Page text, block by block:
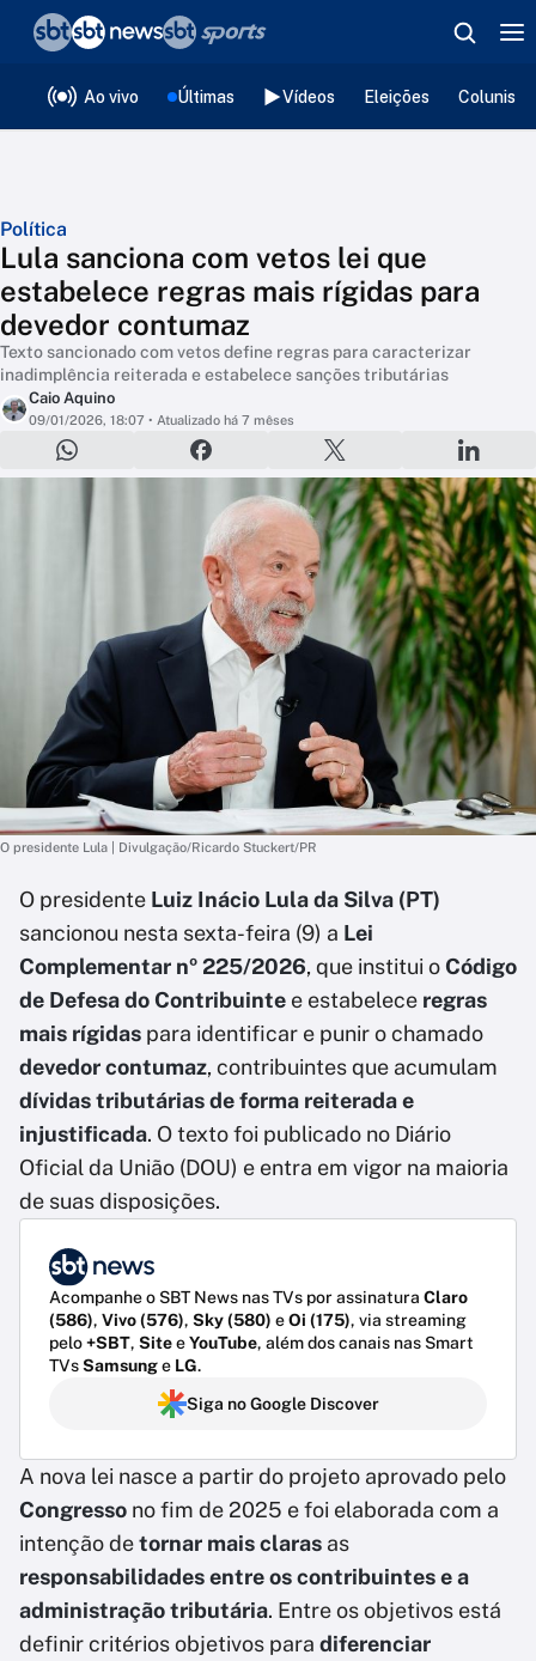
Ao vivo Últimas Vídeos Eleições
Política
Lula sanciona com vetos lei que
estabelece regras mais rígidas para
devedor contumaz
Texto sancionado com vetos define regras para caracterizar
inadimplência reiterada e estabelece sanções tributárias
Caio Aquino
09/01/2026, 18:07 • Atualizado há 7 mêses
O presidente Lula | Divulgação/Ricardo Stuckert/PR
O presidente Luiz Inácio Lula da Silva (PT)
sancionou nesta sexta-feira (9) a Lei
Complementar nº 225/2026, que institui oCódigo
de Defesa do Contribuinte e estabelece regras
mais rígidas para identificar e punir o chamado
devedor contumaz, contribuintes que acumulam
dívidas tributárias de forma reiterada e
injustificada. O texto foi publicado no Diário
Oficial da União (DOU) e entra em vigor na maioria
de suas disposições.
Acompanhe o SBT News nas TVs por assinatura Claro
(586), Vivo (576), Sky (580) eOi (175), via streaming
pelo+SBT, SiteeYouTube, além dos canais nas Smart
TVsSamsunge LG.
Siga no Google Discover
A nova lei nasce a partir do projeto aprovado pelo
Congresso no fim de 2025 e foi elaborada com a
intenção detornar mais claras as
responsabilidades entre os contribuintes e a
administração tributária. Entre os objetivos está
definir critérios objetivos para diferenciar
❮voltar
Editorias